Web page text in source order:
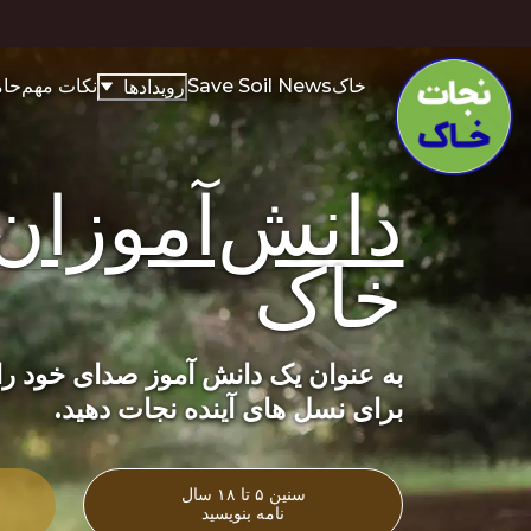
خاکSave Soil Newsرویدادها نکات مهم
خاک
به عنوان یک دانش آموز صدای خود را
برای نسل های آینده نجات دهید.
سنین ۵ تا ۱۸ سال
نامه بنویسید